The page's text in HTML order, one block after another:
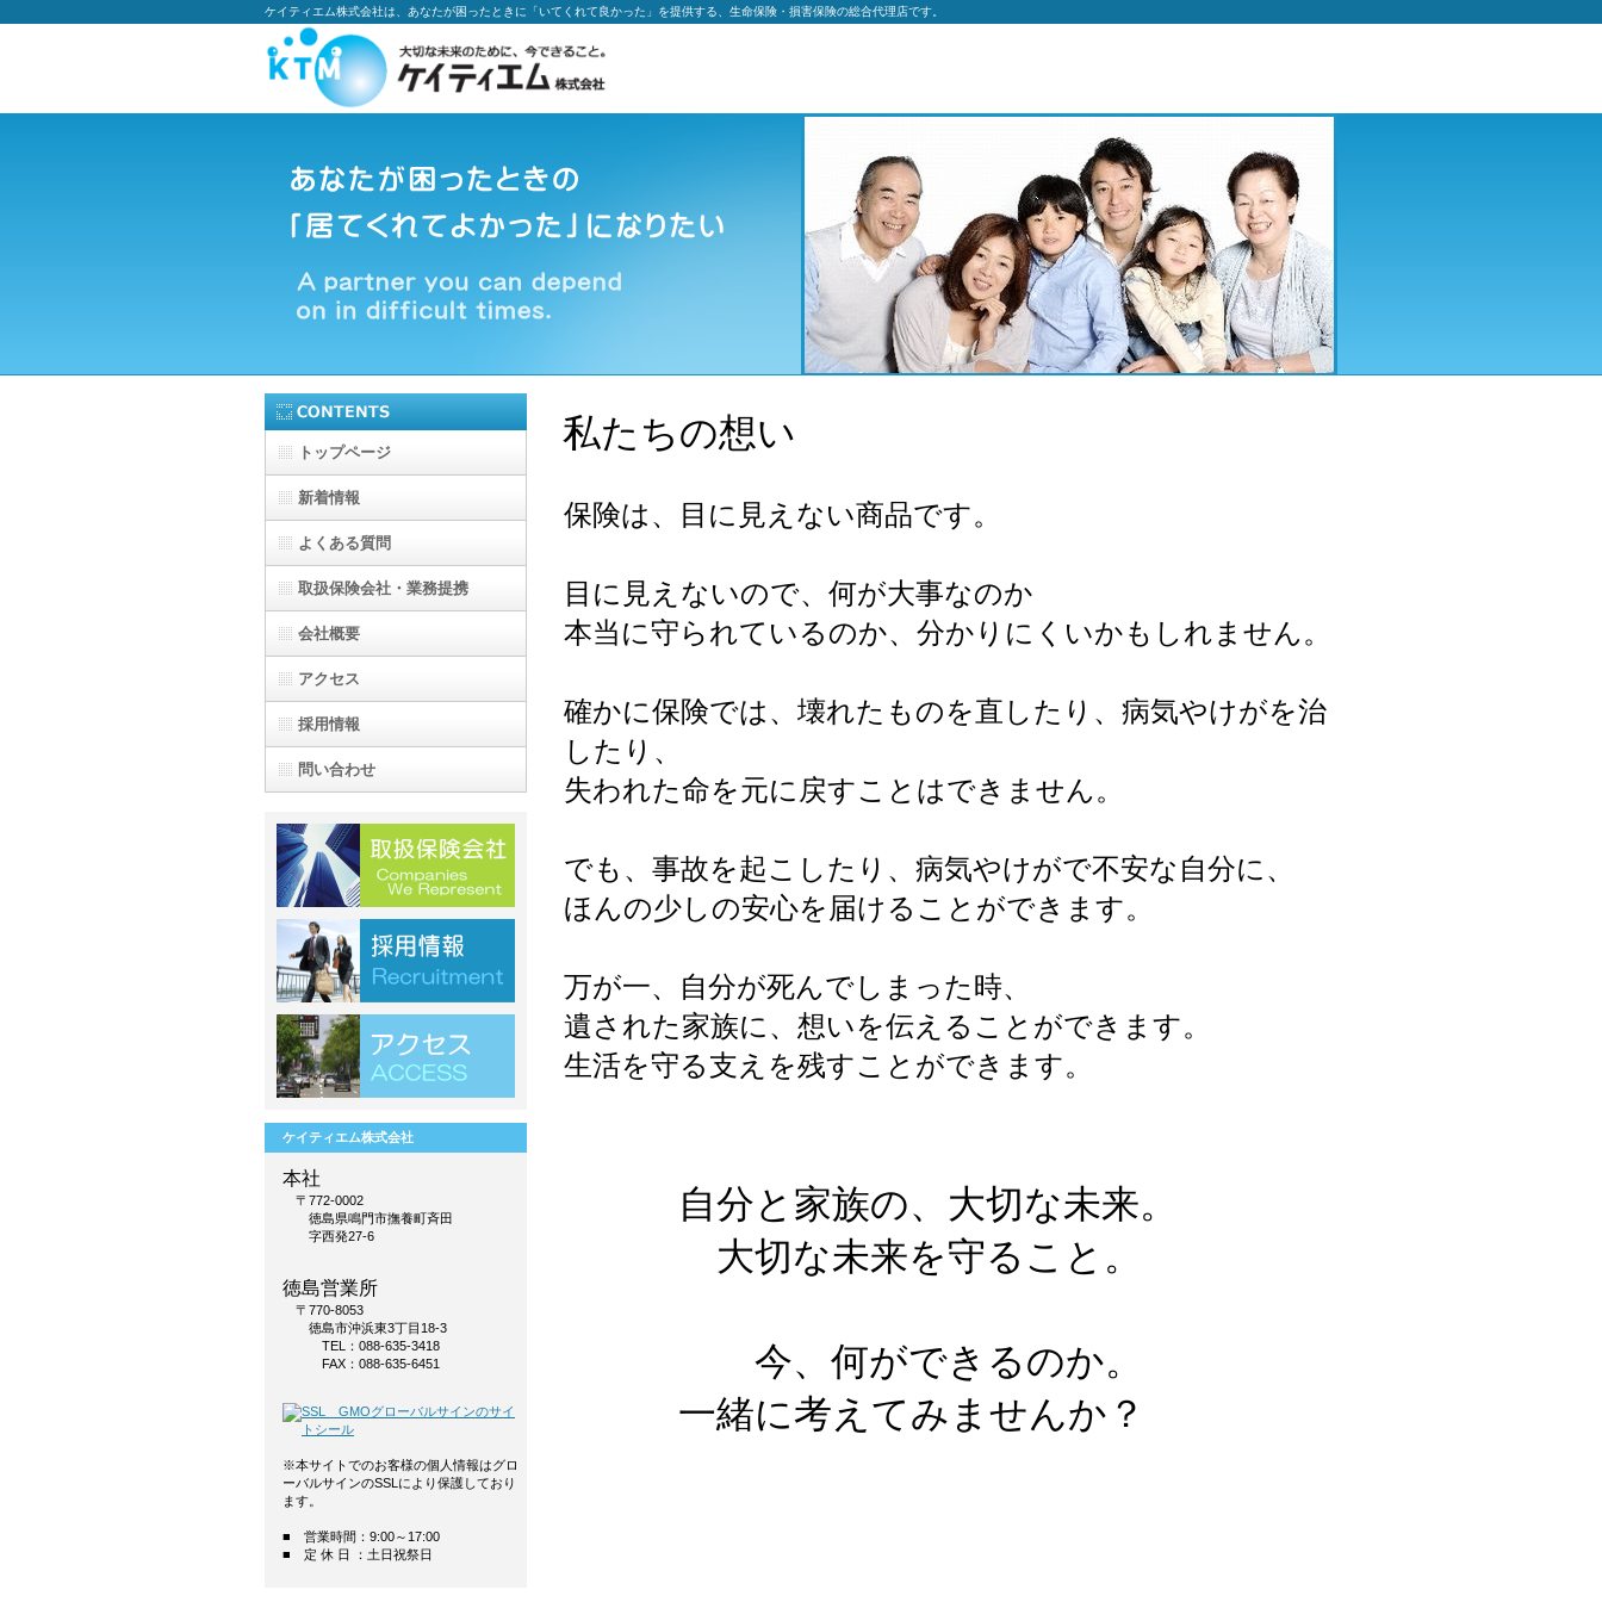
ケイティエム株式会社は、あなたが困ったときに「いてくれて良かった」を提供する、生命保険・損害保険の総合代理店です。
私たちの想い
保険は、目に見えない商品です。
目に見えないので、何が大事なのか
本当に守られているのか、分かりにくいかもしれません。
確かに保険では、壊れたものを直したり、病気やけがを治
したり、
失われた命を元に戻すことはできません。
でも、事故を起こしたり、病気やけがで不安な自分に、
ほんの少しの安心を届けることができます。
万が一、自分が死んでしまった時、
遺された家族に、想いを伝えることができます。
生活を守る支えを残すことができます。
自分と家族の、大切な未来。
大切な未来を守ること。
今、何ができるのか。
一緒に考えてみませんか？
トップページ
新着情報
よくある質問
取扱保険会社・業務提携
会社概要
アクセス
採用情報
問い合わせ
ケイティエム株式会社
本社
〒772-0002
徳島県鳴門市撫養町斉田
字西発27-6
徳島営業所
〒770-8053
徳島市沖浜東3丁目18-3
TEL：088-635-3418
FAX：088-635-6451
※本サイトでのお客様の個人情報はグロ
ーバルサインのSSLにより保護しており
ます。
■ 営業時間：9:00～17:00
■ 定 休 日 ：土日祝祭日